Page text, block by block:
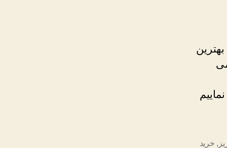
, خرید